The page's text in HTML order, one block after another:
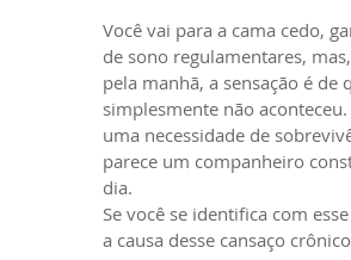
Você vai para a cama cedo,
de sono regulamentares,
pela manhã, a sensação é de
simplesmente não
uma necessidade de
parece um companheiro
dia.
Se você se identifica com
a causa desse cansaço